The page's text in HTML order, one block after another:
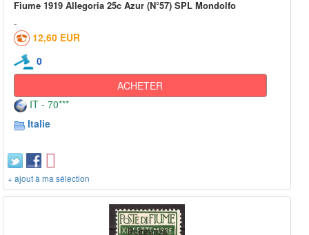
Fiume 1919 Allegoria 25c Azur (N°57) SPL Mondolfo
12,60 EUR
0
ACHETER
IT - 70***
Italie
+ ajout à ma sélection